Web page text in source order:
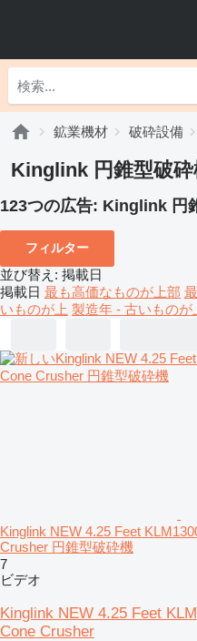
鉱業機材 破砕設備
Kinglink 円錐型破砕
123つの広告: Kinglink 円
フィルター
並び替え : 掲載日
掲載日 最も高価なものが上部
いものが上 製造年 - 古いものが
Kinglink NEW 4.25 Feet
Crusher 円錐型破砕機
7
ビデオ
Kinglink NEW 4.25 Feet
Cone Crusher